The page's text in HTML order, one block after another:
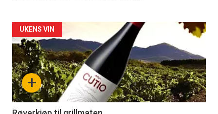
Forsiden
akkurat
nå
-
+
UKENS VIN